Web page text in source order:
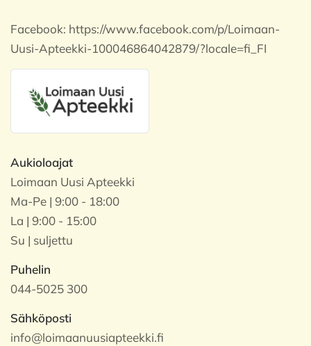
Facebook: https://www.facebook.com/p/Loimaan-
Uusi-Apteekki-100046864042879/?locale=fi_FI
Aukioloajat
Loimaan Uusi Apteekki
Ma-Pe | 9:00 - 18:00
La | 9:00 - 15:00
Su | suljettu
Puhelin
044-5025 300
Sähköposti
info@loimaanuusiapteekki.fi